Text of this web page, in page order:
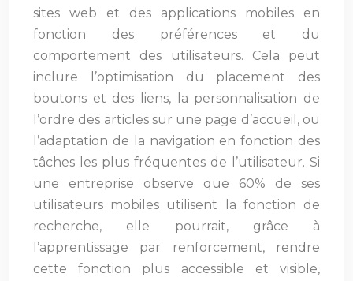
sites web et des applications mobiles en
fonction des préférences et du
comportement des utilisateurs. Cela peut
inclure l’optimisation du placement des
boutons et des liens, la personnalisation de
l’ordre des articles sur une page d’accueil, ou
l’adaptation de la navigation en fonction des
tâches les plus fréquentes de l’utilisateur. Si
une entreprise observe que 60% de ses
utilisateurs mobiles utilisent la fonction de
recherche, elle pourrait, grâce à
l’apprentissage par renforcement, rendre
cette fonction plus accessible et visible,